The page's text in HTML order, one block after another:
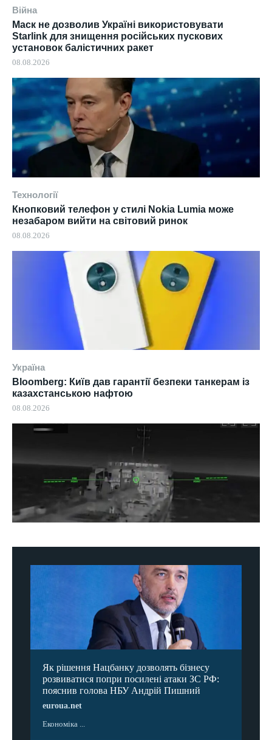
Війна
Маск не дозволив Україні використовувати
Starlink для знищення російських пускових
установок балістичних ракет
08.08.2026
Технології
Кнопковий телефон у стилі Nokia Lumia може
незабаром вийти на світовий ринок
08.08.2026
Україна
Bloomberg: Київ дав гарантії безпеки танкерам із
казахстанською нафтою
08.08.2026
Як рішення Нацбанку дозволять бізнесу
розвиватися попри посилені атаки ЗС РФ:
пояснив голова НБУ Андрій Пишний
euroua.net
Економіка ...